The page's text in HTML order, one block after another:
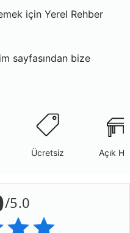
için Yerel Rehber
sayfasından bize
Ücretsiz Açık
/5.0